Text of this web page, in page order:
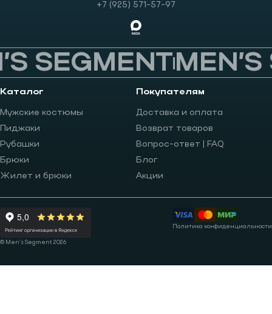
+7 (925) 571-57-97
SEGMENTMEN’S
Каталог
Мужские костюмы
Пиджаки
Рубашки
Брюки
Жилет и брюки
Покупателям
Доставка и оплата
Возврат товаров
Вопрос-ответ | FAQ
Блог
Акции
© Men’s Segment 2026
Политика конфиденциальности